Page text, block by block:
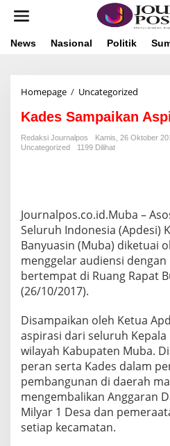
News Nasional Politik
Homepage / Uncategorized
d
s
k
a
A
s
r
s
i
k
e
B
u
p
Kades Sampaikan
Redaksi Journalpos
Kamis, 26 Oktober
Uncategorized
1199 Dilihat
Journalpos.co.id.Muba –
Seluruh Indonesia (Apdesi)
Banyuasin (Muba) diketuai
menggelar audiensi
bertempat di Ruang Rapat
(26/10/2017).
Disampaikan oleh Ketua
aspirasi dari seluruh Kepala
wilayah Kabupaten Muba.
peran serta Kades dalam
pembangunan di daerah
mengembalikan Anggaran
Milyar 1 Desa dan
setiap kecamatan.